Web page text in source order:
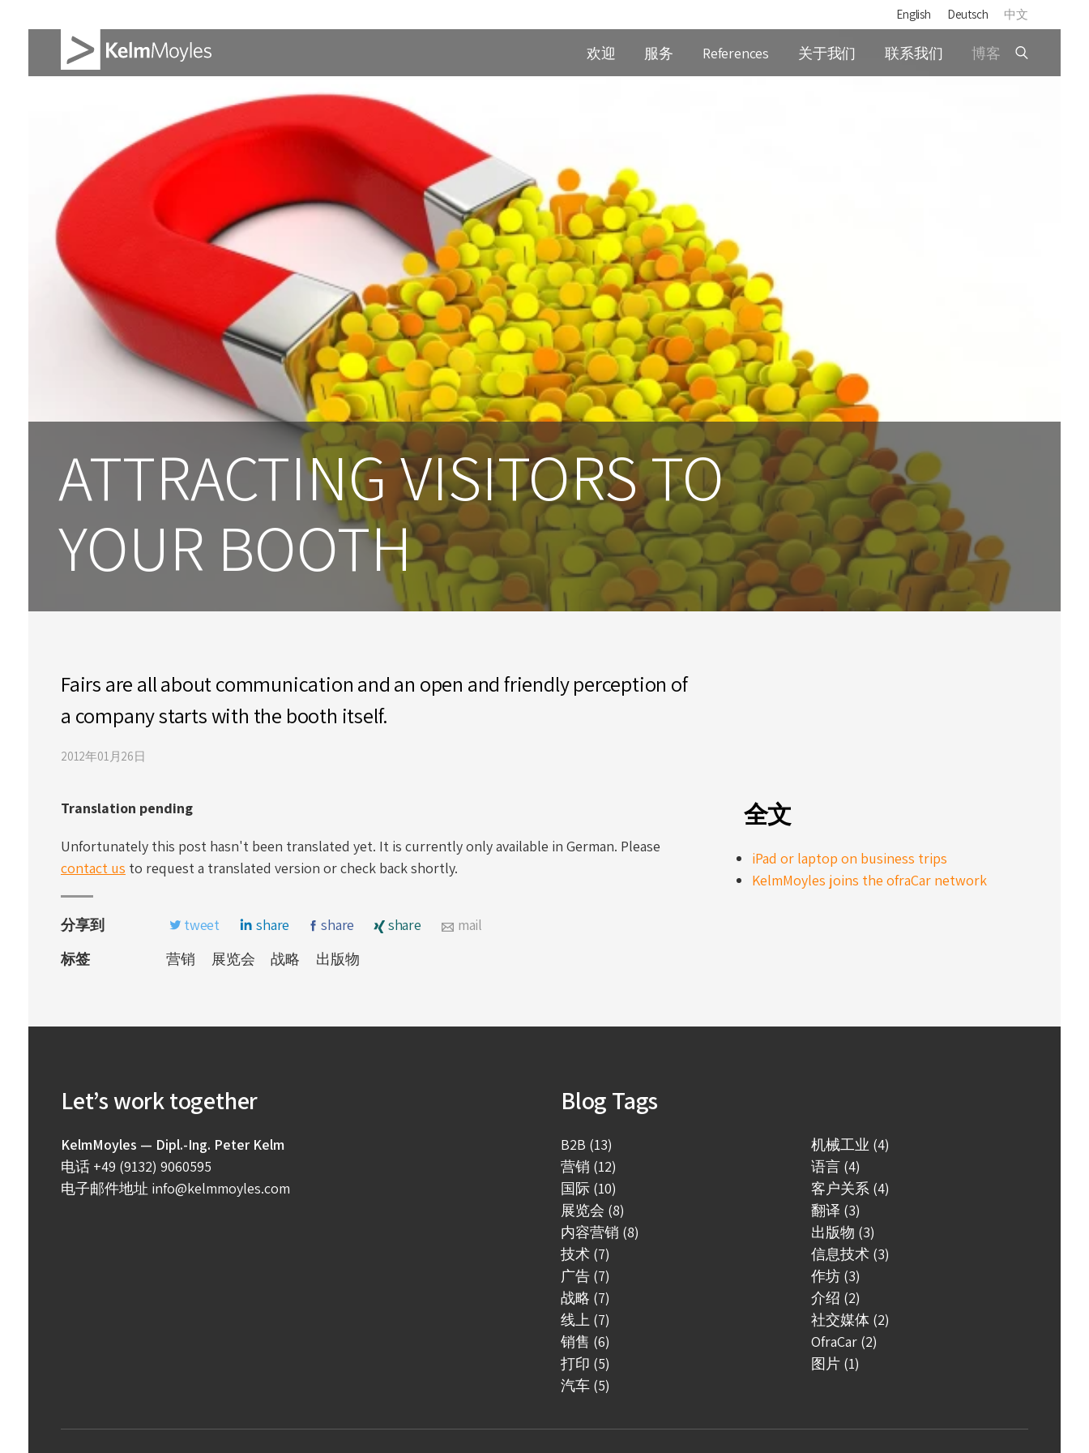
English Deutsch 中文
欢迎 服务 References 关于我们 联系我们 博客
ATTRACTING VISITORS TO
YOUR BOOTH
Fairs are all about communication and an open and friendly perception of
a company starts with the booth itself.
2012年01月26日
Translation pending
Unfortunately this post hasn't been translated yet. It is currently only available in German. Please
contact us to request a translated version or check back shortly.
分享到 tweet share share share
mail
标签
营销 展览会 战略 出版物
全文
iPad or laptop on business trips
KelmMoyles joins the ofraCar network
Let’s work together
KelmMoyles — Dipl.-Ing. Peter Kelm
电话 +49 (9132) 9060595
电子邮件地址 info@kelmmoyles.com
Blog Tags
B2B (13)
营销 (12)
国际 (10)
展览会 (8)
内容营销 (8)
技术 (7)
广告 (7)
战略 (7)
线上 (7)
销售 (6)
打印 (5)
汽车 (5)
机械工业 (4)
语言 (4)
客户关系 (4)
翻译 (3)
出版物 (3)
信息技术 (3)
作坊 (3)
介绍 (2)
社交媒体 (2)
OfraCar (2)
图片 (1)